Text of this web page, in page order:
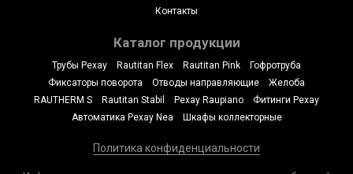
Контакты
Каталог продукции
Трубы Рехау Rautitan Flex Rautitan Pink
Гофротруба
Фиксаторы поворота
Отводы направляющие
Желоба
RAUTHERM S
Rautitan Stabil Рехау Raupiano
Фитинги Рехау
Автоматика Рехау Nea
Шкафы коллекторные
Политика конфиденциальности